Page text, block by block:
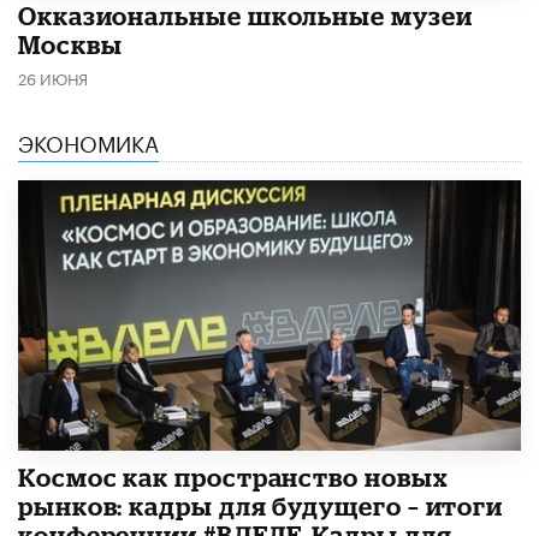
​Окказиональные школьные музеи
Москвы
26 ИЮНЯ
ЭКОНОМИКА
Космос как пространство новых
рынков: кадры для будущего – итоги